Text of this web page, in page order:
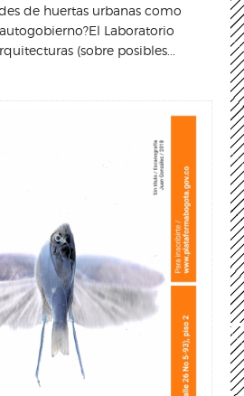
de huertas urbanas como
Laboratorio
(sobre posibles...